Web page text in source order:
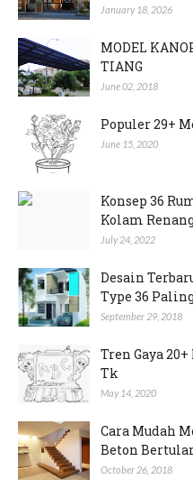
January 18, 2026
MODEL
TIANG
June 02, 2018
Populer 29+
June 15, 2020
Konsep 36
Kolam
July 24, 2022
Desain
Type 36
September 29, 2018
Tren Gaya
Tk
May 14, 2020
Cara Mudah
Beton
October 26, 2018